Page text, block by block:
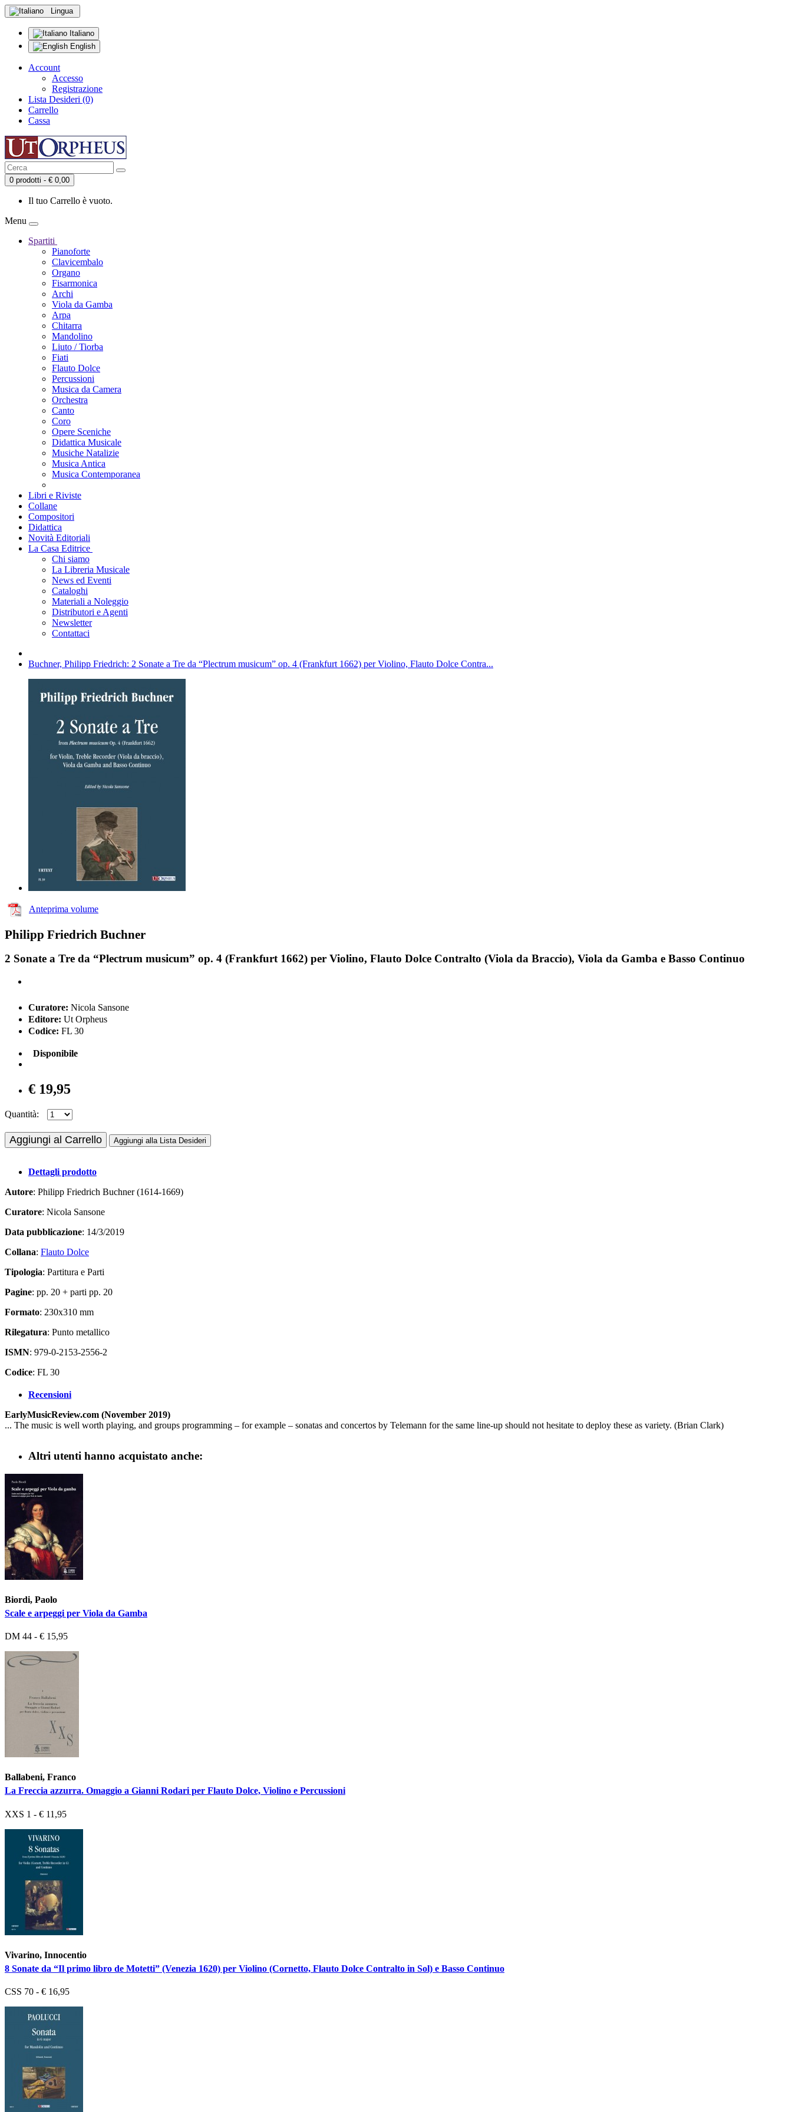
Lingua
Italiano
English
Account
Accesso
Registrazione
Lista Desideri (0)
Carrello
Cassa
0 prodotti - € 0,00
Il tuo Carrello è vuoto.
Menu
Spartiti
Pianoforte
Clavicembalo
Organo
Fisarmonica
Archi
Viola da Gamba
Arpa
Chitarra
Mandolino
Liuto / Tiorba
Fiati
Flauto Dolce
Percussioni
Musica da Camera
Orchestra
Canto
Coro
Opere Sceniche
Didattica Musicale
Musiche Natalizie
Musica Antica
Musica Contemporanea
Libri e Riviste
Collane
Compositori
Didattica
Novità Editoriali
La Casa Editrice
Chi siamo
La Libreria Musicale
News ed Eventi
Cataloghi
Materiali a Noleggio
Distributori e Agenti
Newsletter
Contattaci
Buchner, Philipp Friedrich: 2 Sonate a Tre da “Plectrum musicum” op. 4 (Frankfurt 1662) per Violino, Flauto Dolce Contra...
Anteprima volume
Philipp Friedrich Buchner
2 Sonate a Tre da “Plectrum musicum” op. 4 (Frankfurt 1662) per Violino, Flauto Dolce Contralto (Viola da Braccio), Viola da Gamba e Basso Continuo
Curatore: Nicola Sansone
Editore: Ut Orpheus
Codice: FL 30
Disponibile
€ 19,95
Quantità:
Aggiungi al Carrello Aggiungi alla Lista Desideri
Dettagli prodotto
Autore: Philipp Friedrich Buchner (1614-1669)
Curatore: Nicola Sansone
Data pubblicazione: 14/3/2019
Collana: Flauto Dolce
Tipologia: Partitura e Parti
Pagine: pp. 20 + parti pp. 20
Formato: 230x310 mm
Rilegatura: Punto metallico
ISMN: 979-0-2153-2556-2
Codice: FL 30
Recensioni
EarlyMusicReview.com (November 2019)
... The music is well worth playing, and groups programming – for example – sonatas and concertos by Telemann for the same line-up should not hesitate to deploy these as variety. (Brian Clark)
Altri utenti hanno acquistato anche:
Biordi, Paolo
Scale e arpeggi per Viola da Gamba
DM 44 - € 15,95
Ballabeni, Franco
La Freccia azzurra. Omaggio a Gianni Rodari per Flauto Dolce, Violino e Percussioni
XXS 1 - € 11,95
Vivarino, Innocentio
8 Sonate da “Il primo libro de Motetti” (Venezia 1620) per Violino (Cornetto, Flauto Dolce Contralto in Sol) e Basso Continuo
CSS 70 - € 16,95